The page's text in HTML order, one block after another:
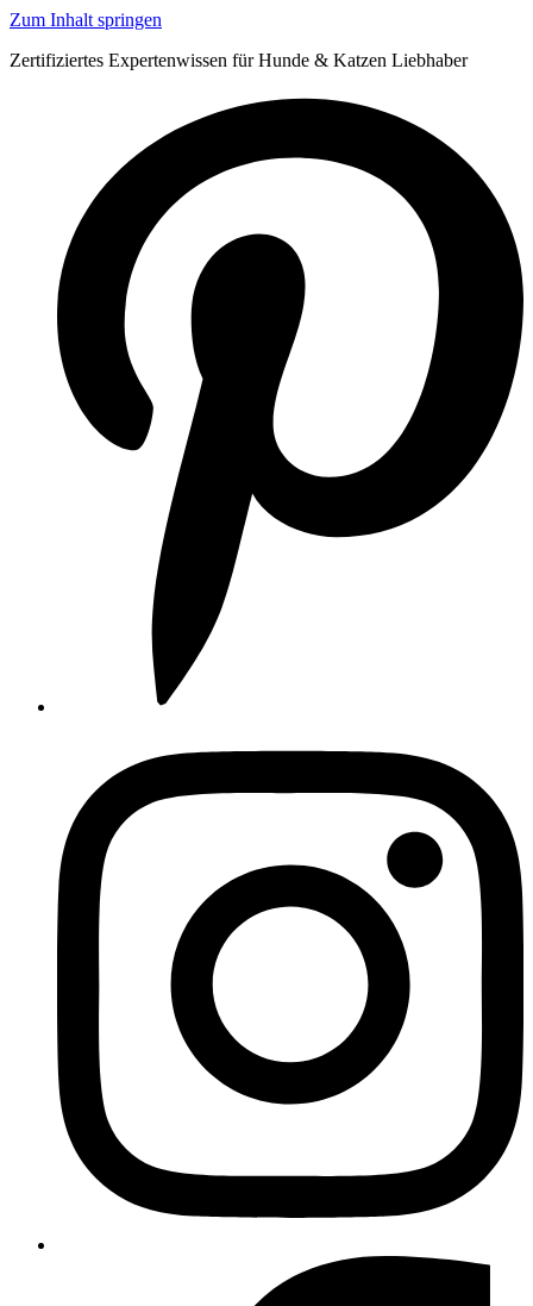
Zum Inhalt springen
Zertifiziertes Expertenwissen für Hunde & Katzen Liebhaber